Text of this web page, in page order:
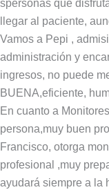
spersonas que
llegar al paciente,
Vamos a Pepi ,
administración y
ingresos, no puede
BUENA,eficiente,
En cuanto a
persona,muy buen
Francisco, otorga
profesional ,muy
ayudará siempre a la